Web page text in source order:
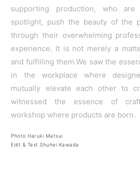
supporting production, who
spotlight, push the beauty of the
through their overwhelming
experience. It is not merely a
and fulfilling them.We saw the
in the workplace where
mutually elevate each other to
witnessed the essence of
workshop where products are born.
Photo Haruki Matsui
Edit & Text Shuhei Kawada